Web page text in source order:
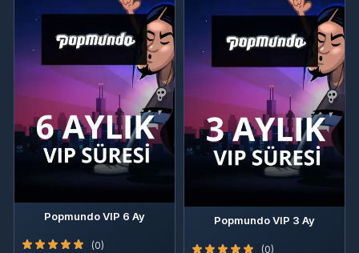
Popmundo VIP 6 Ay
(0)
Popmundo VIP 3 Ay
(0)